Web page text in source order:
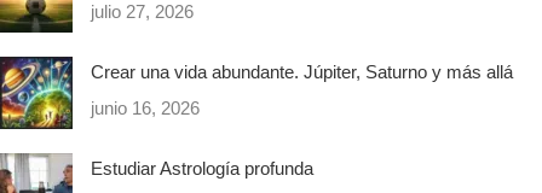
julio 27, 2026
Crear una vida abundante. Júpiter, Saturno y más allá
junio 16, 2026
Estudiar Astrología profunda